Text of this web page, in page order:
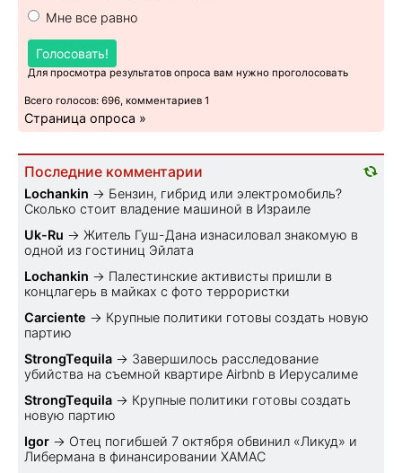
Мне все равно
Голосовать!
Для просмотра результатов опроса вам нужно проголосовать
Всего голосов: 696, комментариев 1
Страница опроса »
Последние комментарии
Lochankin → Бензин, гибрид или электромобиль?
Cколько стоит владение машиной в Израиле
Uk-Ru → Житель Гуш-Дана изнасиловал знакомую в
одной из гостиниц Эйлата
Lochankin → Палестинские активисты пришли в
концлагерь в майках с фото террористки
Carciente → Крупные политики готовы создать новую
партию
StrongTequila → Завершилось расследование
убийства на съемной квартире Airbnb в Иерусалиме
StrongTequila → Крупные политики готовы создать
новую партию
Igor → Отец погибшей 7 октября обвинил «Ликуд» и
Либермана в финансировании ХАМАС